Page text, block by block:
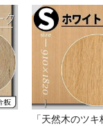
「天然木のツキ